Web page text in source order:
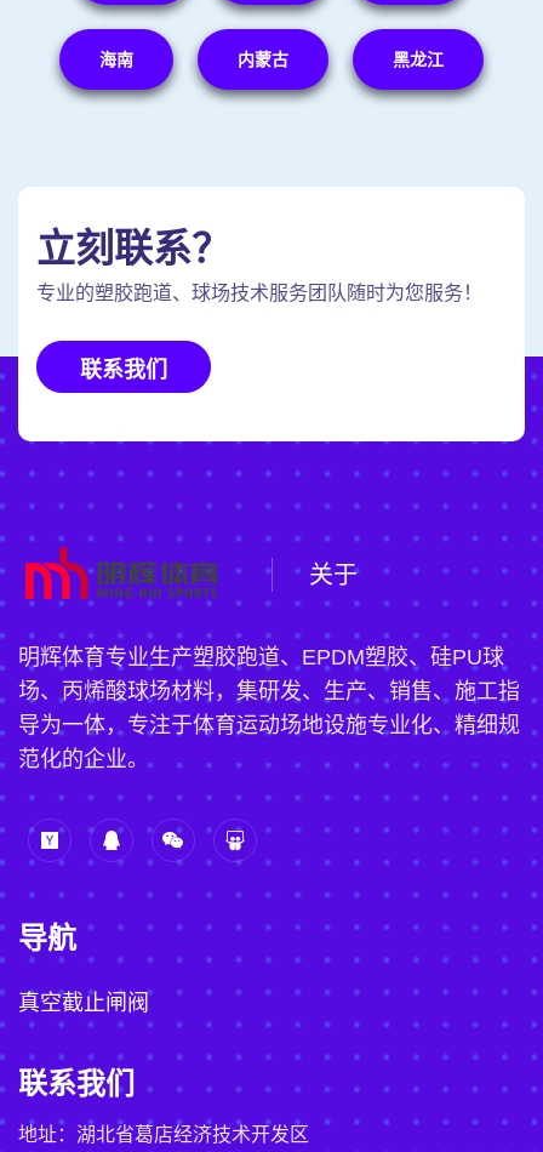
海南 内蒙古 黑龙江
立刻联系？
专业的塑胶跑道、球场技术服务团队随时为您服务！
联系我们
关于
明辉体育专业生产塑胶跑道、EPDM塑胶、硅PU球
场、丙烯酸球场材料，集研发、生产、销售、施工指
导为一体，专注于体育运动场地设施专业化、精细规
范化的企业。
导航
真空截止闸阀
联系我们
地址：湖北省葛店经济技术开发区